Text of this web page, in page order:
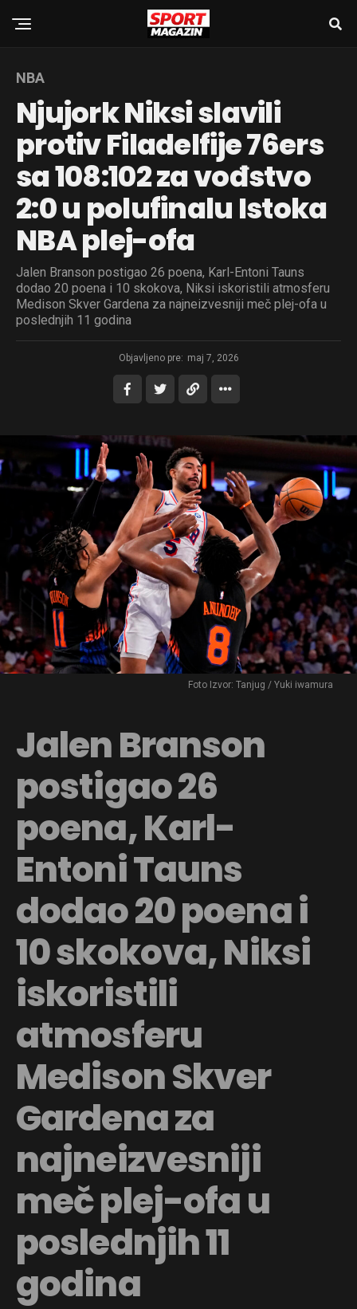
NBA
Njujork Niksi slavili
protiv Filadelfije 76ers
sa 108:102 za vođstvo
2:0 u polufinalu Istoka
NBA plej-ofa
Jalen Branson postigao 26 poena, Karl-Entoni Tauns
dodao 20 poena i 10 skokova, Niksi iskoristili atmosferu
Medison Skver Gardena za najneizvesniji meč plej-ofa u
poslednjih 11 godina
Objavljeno pre: maj 7, 2026
Foto Izvor: Tanjug / Yuki iwamura
Jalen Branson
postigao 26
poena, Karl-
Entoni Tauns
dodao 20 poena i
10 skokova, Niksi
iskoristili
atmosferu
Medison Skver
Gardena za
najneizvesniji
meč plej-ofa u
poslednjih 11
godina